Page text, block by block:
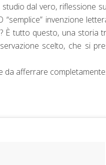
dal vero, riflessione
invenzione
È tutto questo, una storia
scelto, che si
da afferrare completamente.